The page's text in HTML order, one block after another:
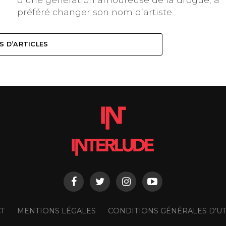
préféré changer son nom d’artiste.
D’ARTICLES
MENTIONS LÉGALES CONDITIONS GÉNÉRALES